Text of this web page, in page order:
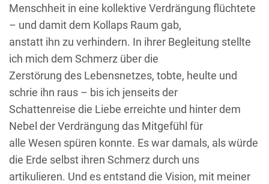
Menschheit in eine kollektive Verdrängung flüchtete
– und damit dem Kollaps Raum gab,
anstatt ihn zu verhindern. In ihrer Begleitung stellte
ich mich dem Schmerz über die
Zerstörung des Lebensnetzes, tobte, heulte und
schrie ihn raus – bis ich jenseits der
Schattenreise die Liebe erreichte und hinter dem
Nebel der Verdrängung das Mitgefühl für
alle Wesen spüren konnte. Es war damals, als würde
die Erde selbst ihren Schmerz durch uns
artikulieren. Und es entstand die Vision, mit meiner